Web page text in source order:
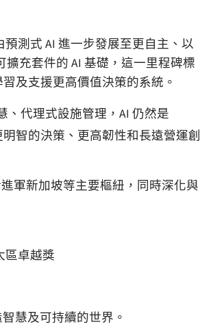
測式 AI 進一步發展至更自主、以
充套件的 AI 基礎，這一里程碑標
及支援更高價值決策的系統。
、代理式設施管理，AI 仍然是
智的決策、更高韌性和長遠營運創
軍新加坡等主要樞紐，同時深化與
區卓越獎
慧及可持續的世界。